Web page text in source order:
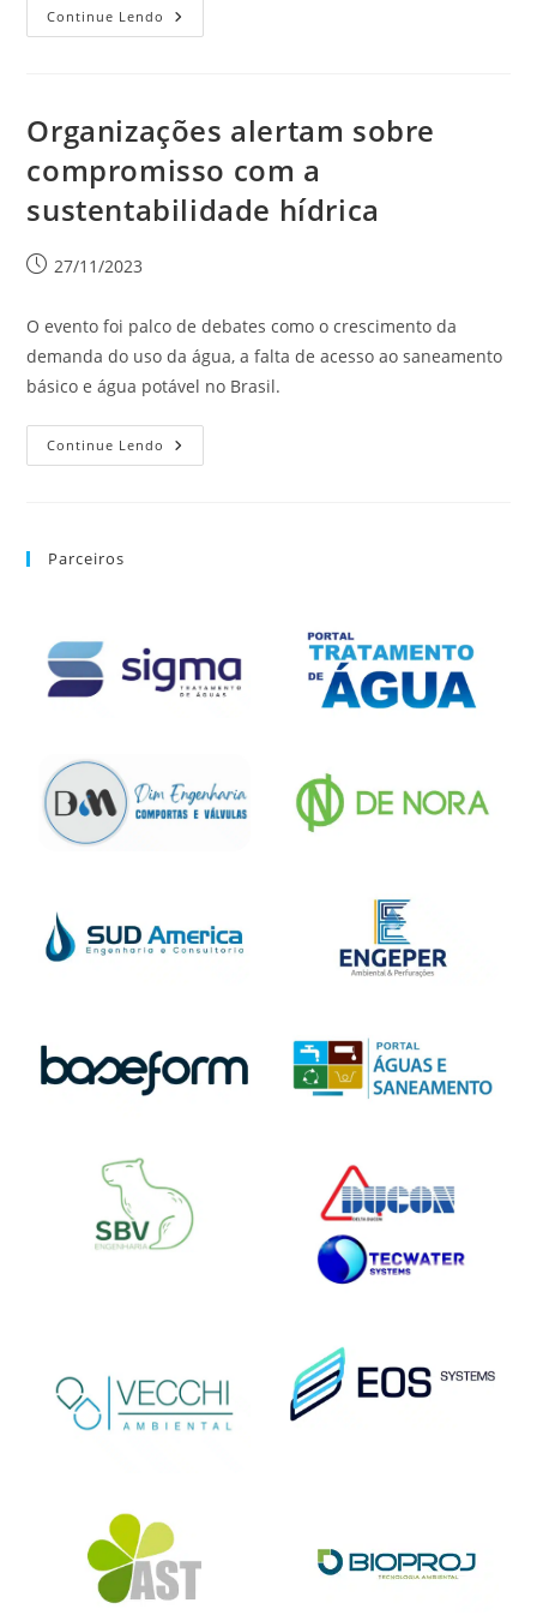
Continue Lendo
Organizações alertam sobre
compromisso com a
sustentabilidade hídrica
27/11/2023
O evento foi palco de debates como o crescimento da
demanda do uso da água, a falta de acesso ao saneamento
básico e água potável no Brasil.
Continue Lendo
Parceiros